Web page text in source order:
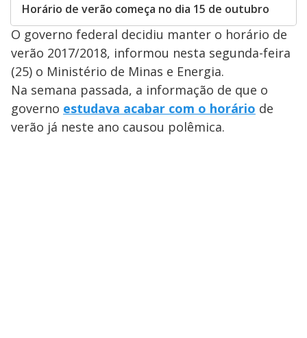
Horário de verão começa no dia 15 de outubro
O governo federal decidiu manter o horário de
verão 2017/2018, informou nesta segunda-feira
(25) o Ministério de Minas e Energia.
Na semana passada, a informação de que o
governo estudava acabar com o horário de
verão já neste ano causou polêmica.